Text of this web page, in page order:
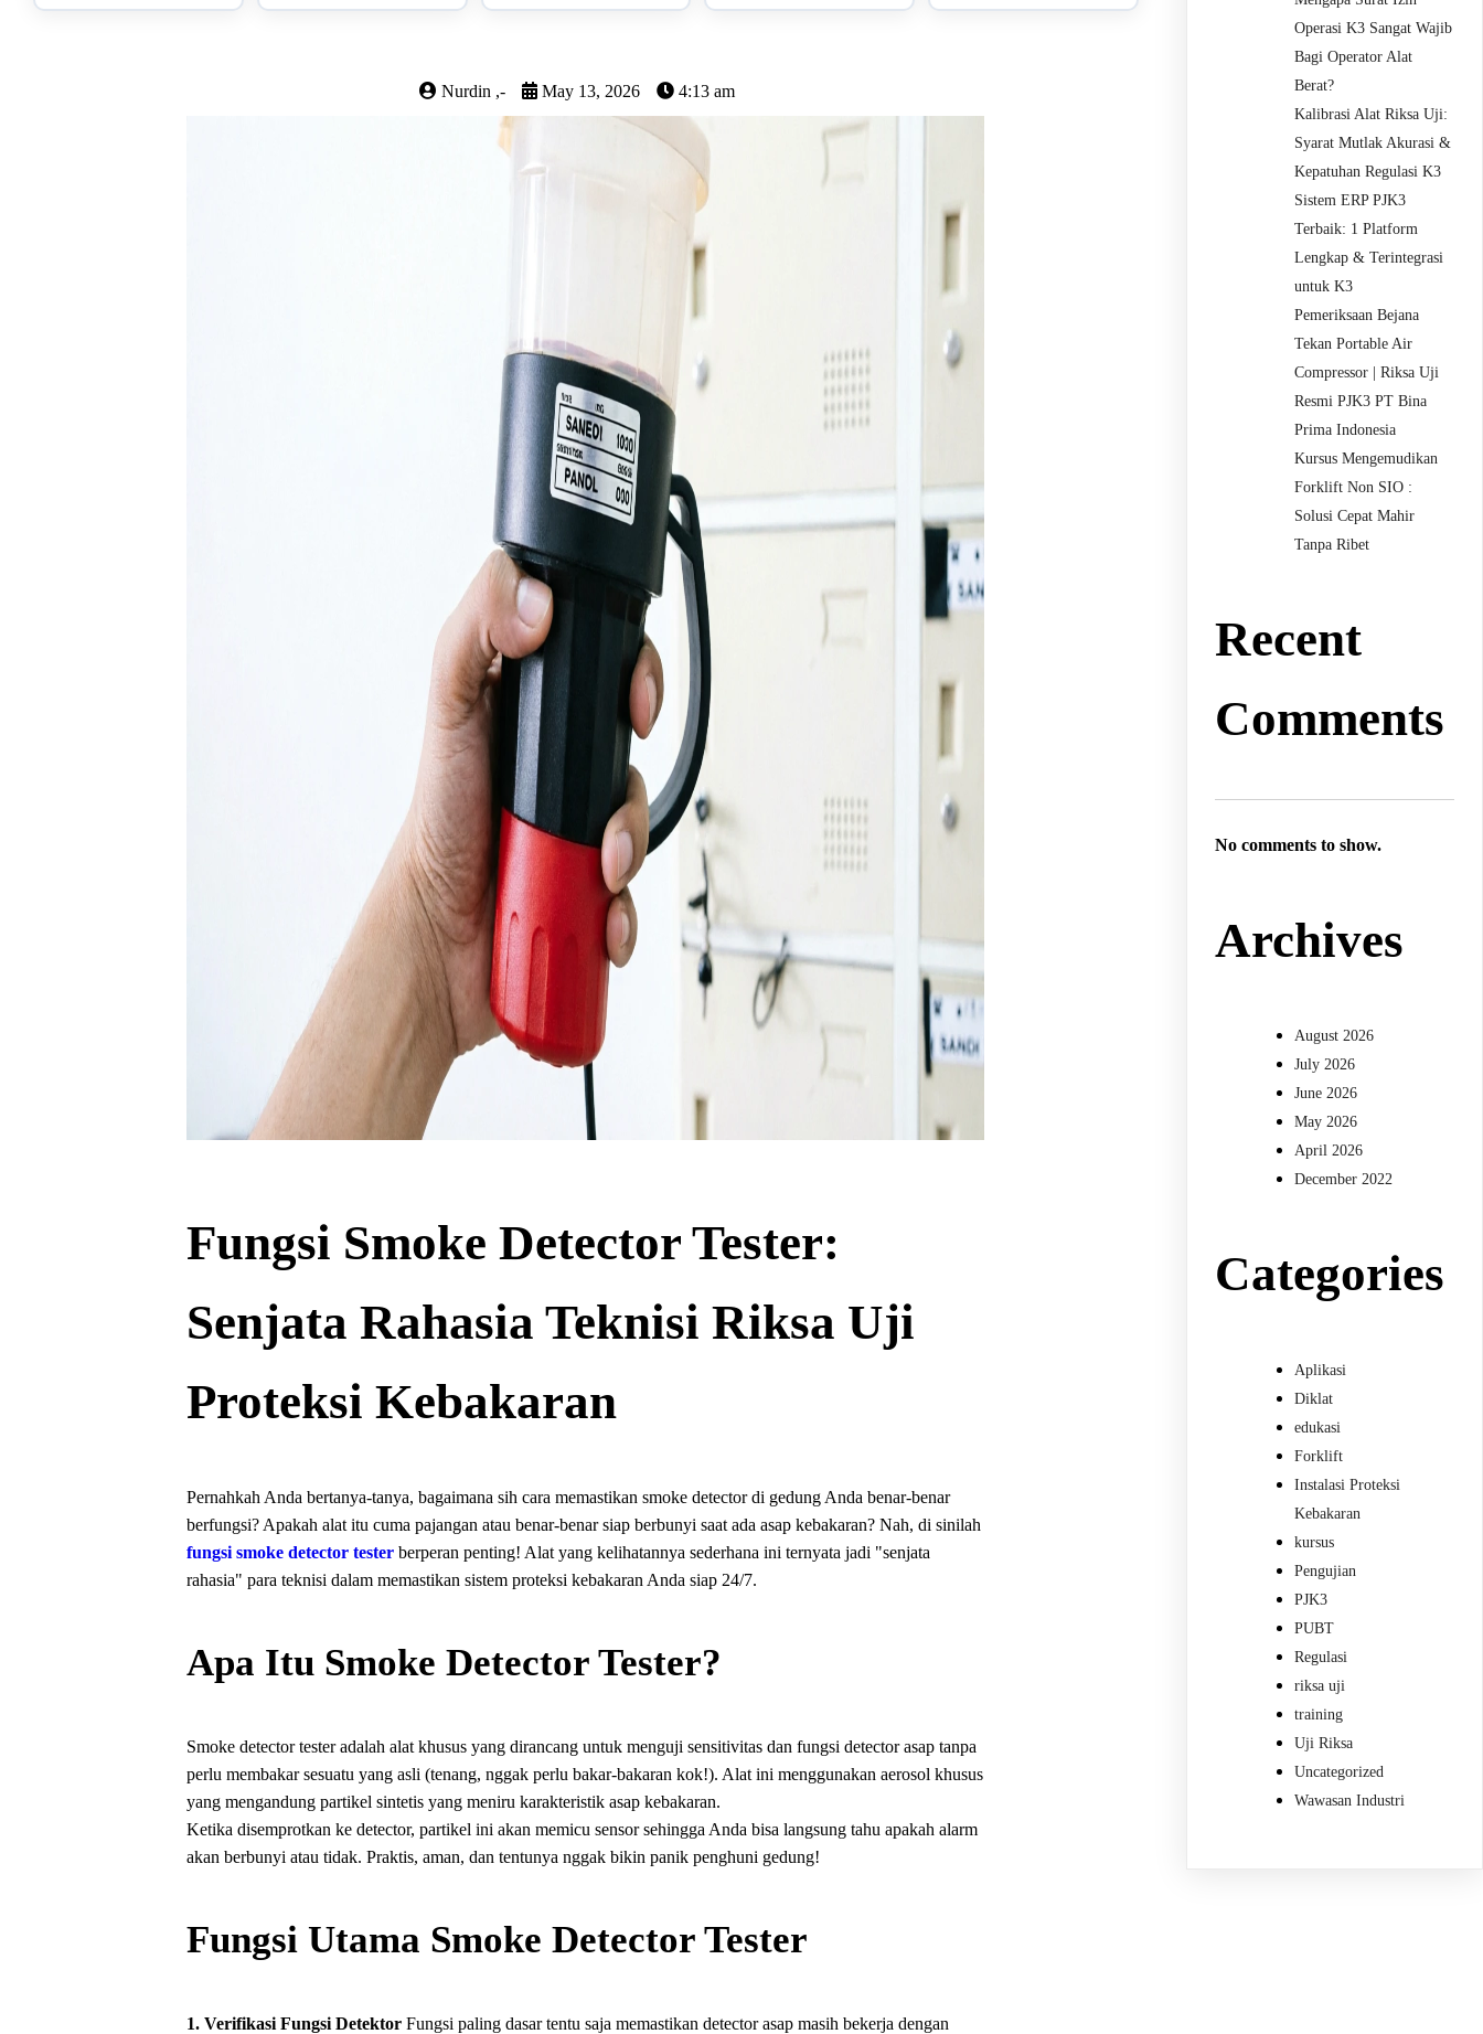
Nurdin ,- May 13, 2026 4:13 am
Fungsi Smoke Detector Tester:
Senjata Rahasia Teknisi Riksa Uji
Proteksi Kebakaran
Pernahkah Anda bertanya-tanya, bagaimana sih cara memastikan smoke detector di gedung Anda benar-benar
berfungsi? Apakah alat itu cuma pajangan atau benar-benar siap berbunyi saat ada asap kebakaran? Nah, di sinilah
fungsi smoke detector tester berperan penting! Alat yang kelihatannya sederhana ini ternyata jadi "senjata
rahasia" para teknisi dalam memastikan sistem proteksi kebakaran Anda siap 24/7.
Apa Itu Smoke Detector Tester?
Smoke detector tester adalah alat khusus yang dirancang untuk menguji sensitivitas dan fungsi detector asap tanpa
perlu membakar sesuatu yang asli (tenang, nggak perlu bakar-bakaran kok!). Alat ini menggunakan aerosol khusus
yang mengandung partikel sintetis yang meniru karakteristik asap kebakaran.
Ketika disemprotkan ke detector, partikel ini akan memicu sensor sehingga Anda bisa langsung tahu apakah alarm
akan berbunyi atau tidak. Praktis, aman, dan tentunya nggak bikin panik penghuni gedung!
Fungsi Utama Smoke Detector Tester
1. Verifikasi Fungsi Detektor Fungsi paling dasar tentu saja memastikan detector asap masih bekerja dengan
Operasi K3 Sangat Wajib
Bagi Operator Alat
Berat?
Kalibrasi Alat Riksa Uji:
Syarat Mutlak Akurasi &
Kepatuhan Regulasi K3
Sistem ERP PJK3
Terbaik: 1 Platform
Lengkap & Terintegrasi
untuk K3
Pemeriksaan Bejana
Tekan Portable Air
Compressor | Riksa Uji
Resmi PJK3 PT Bina
Prima Indonesia
Kursus Mengemudikan
Forklift Non SIO :
Solusi Cepat Mahir
Tanpa Ribet
Recent
Comments
No comments to show.
Archives
August 2026
July 2026
June 2026
May 2026
April 2026
December 2022
Categories
Aplikasi
Diklat
edukasi
Forklift
Instalasi Proteksi
Kebakaran
kursus
Pengujian
PJK3
PUBT
Regulasi
riksa uji
training
Uji Riksa
Uncategorized
Wawasan Industri